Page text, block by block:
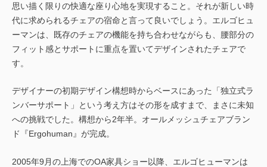
思い描く限りの快適な座り心地を実現すること。それが新しい時
代に求められるチェアの宿命と言って良いでしょう。エルゴヒュ
ーマンは、既存のチェアの機能を持ち合わせながらも、腰部分の
フィット感とサポートに重点を置いてデザインされたチェアで
す。
デザイナーの初期デザイン構想時からベースにあった「独立式ラ
ンバーサポート」という考え方はその形を成すまで、まさに未知
への挑戦でした。構想から2年半。オールメッシュチェアブラン
ド『Ergohuman』が完成。
2005年9月の上海でのOA家具ショー以降、エルゴヒューマンは